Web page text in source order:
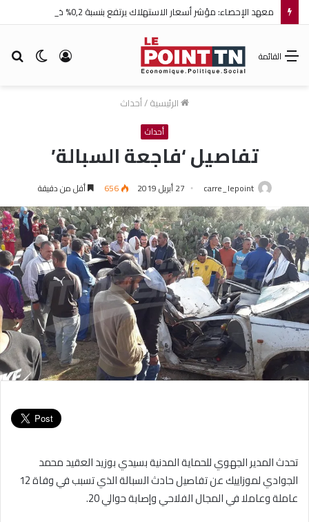
الوضع تسجيل
القائمة
الرئيسية/أحداث
أحداث
تفاصيل ‘فاجعة السبالة’
carre_lepoint 27 أبريل 2019 656 أقل من دقيقة
تحدث المدير الجهوي للحماية المدنية بسيدي بوزيد العقيد محمد
الجوادي لموزاييك عن تفاصيل حادث السبالة الذي تسبب في وفاة 12
عاملة وعاملا في المجال الفلاحي وإصابة حوالي 20.